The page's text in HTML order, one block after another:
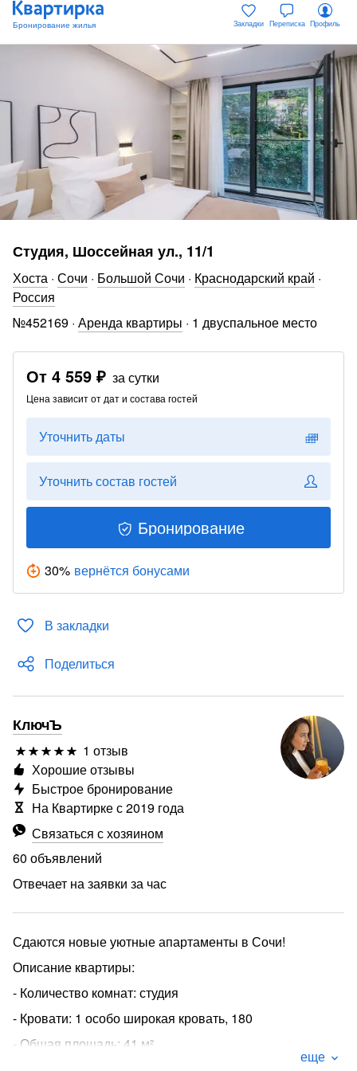
Закладки Переписка Профиль
Студия, Шоссейная ул., 11/1
Хоста · Сочи · Большой Сочи · Краснодарский край ·
Россия
№452169 · Аренда квартиры · 1 двуспальное место
От 4 559 ₽ за сутки
Цена зависит от дат и состава гостей
Уточнить даты
Уточнить состав гостей
Бронирование
30% вернётся бонусами
В закладки
Поделиться
КлючЪ
1 отзыв
Связаться с хозяином
60 объявлений
Отвечает на заявки за час
Хорошие отзывы
Быстрое бронирование
На Квартирке с 2019 года
Сдаются новые уютные апартаменты в Сочи!
Описание квартиры:
- Количество комнат: студия
- Кровати: 1 особо широкая кровать, 180
- Общая площадь: 41 м²
еще